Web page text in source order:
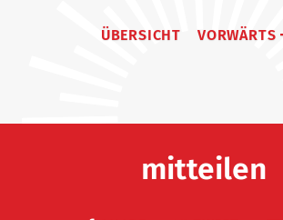
ÜBERSICHT VORWÄRTS
mitteilen